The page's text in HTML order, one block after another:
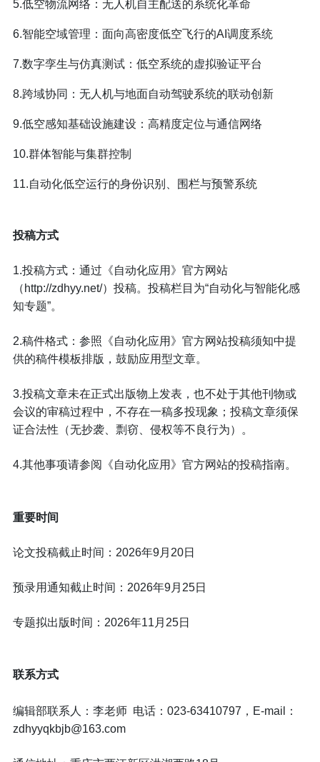
5.低空物流网络：无人机自主配送的系统化革命
6.智能空域管理：面向高密度低空飞行的AI调度系统
7.数字孪生与仿真测试：低空系统的虚拟验证平台
8.跨域协同：无人机与地面自动驾驶系统的联动创新
9.低空感知基础设施建设：高精度定位与通信网络
10.群体智能与集群控制
11.自动化低空运行的身份识别、围栏与预警系统
投稿方式
1.投稿方式：通过《自动化应用》官方网站
（http://zdhyy.net/）投稿。投稿栏目为“自动化与智能化感
知专题”。
2.稿件格式：参照《自动化应用》官方网站投稿须知中提
供的稿件模板排版，鼓励应用型文章。
3.投稿文章未在正式出版物上发表，也不处于其他刊物或
会议的审稿过程中，不存在一稿多投现象；投稿文章须保
证合法性（无抄袭、剽窃、侵权等不良行为）。
4.其他事项请参阅《自动化应用》官方网站的投稿指南。
重要时间
论文投稿截止时间：2026年9月20日
预录用通知截止时间：2026年9月25日
专题拟出版时间：2026年11月25日
联系方式
编辑部联系人：李老师 电话：023-63410797，E-mail：
zdhyyqkbjb@163.com